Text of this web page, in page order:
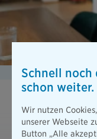
Ihre Vorteile
der
Schnell noch
schon weiter.
Wir nutzen
unserer Webseite
Button „Alle